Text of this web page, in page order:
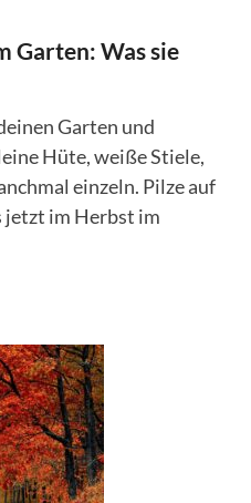
Garten: Was sie
Garten und
Hüte, weiße Stiele,
einzeln. Pilze auf
jetzt im Herbst im